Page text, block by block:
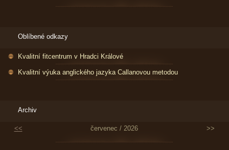
Oblíbené odkazy
Kvalitní fitcentrum v Hradci Králové
Kvalitní výuka anglického jazyka Callanovou metodou
Archiv
<< červenec / 2026 >>